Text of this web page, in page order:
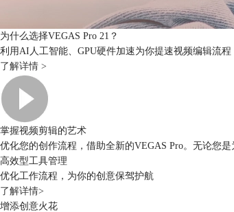
为什么选择VEGAS Pro 21？
利用AI人工智能、GPU硬件加速为你提速视频编辑流
了解详情 >
掌握视频剪辑的艺术
优化您的创作流程，借助全新的VEGAS Pro。无论您
高效型工具管理
优化工作流程，为你的创意保驾护航
了解详情>
增添创意火花